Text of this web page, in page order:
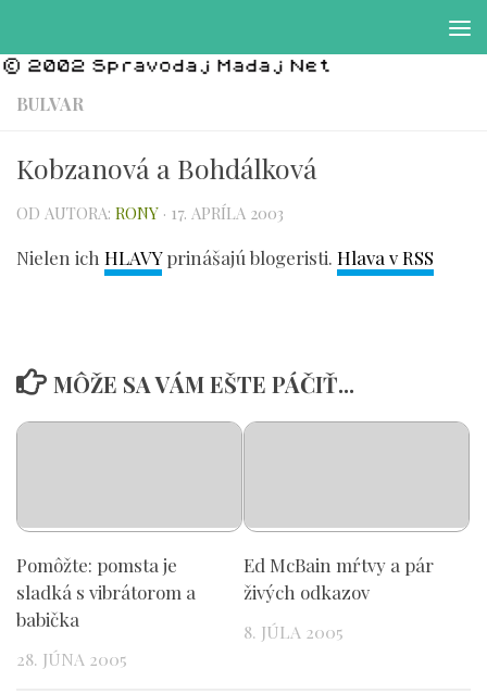
BULVAR
Kobzanová a Bohdálková
OD AUTORA: RONY · 17. APRÍLA 2003
Nielen ich HLAVYprinášajú blogeristi. Hlava v RSS
MÔŽE SA VÁM EŠTE PÁČIŤ...
Pomôžte: pomsta je
sladká s vibrátorom a
babička
28. JÚNA 2005
Ed McBain mŕtvy a pár
živých odkazov
8. JÚLA 2005